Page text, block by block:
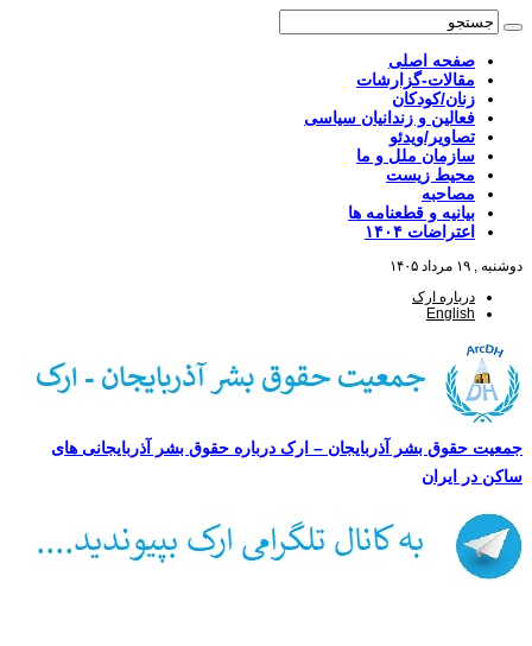
صفحه اصلی
مقالات-گزارشات
زنان/کودکان
فعالین و زندانیان سیاسی
تصاویر/ویدئو
سازمان ملل و ما
محیط زیست
مصاحبه
بیانیه و قطعنامه ها
اعتراضات ۱۴۰۴
دوشنبه , ۱۹ مرداد ۱۴۰۵
درباره ارک
English
جمعیت حقوق بشر آذربایجان – ارک درباره حقوق بشر آذربایجانی های
ساکن در ایران